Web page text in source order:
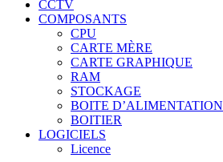
CCTV
COMPOSANTS
CPU
CARTE MÈRE
CARTE GRAPHIQUE
RAM
STOCKAGE
BOITE D’ALIMENTATION
BOITIER
LOGICIELS
Licence